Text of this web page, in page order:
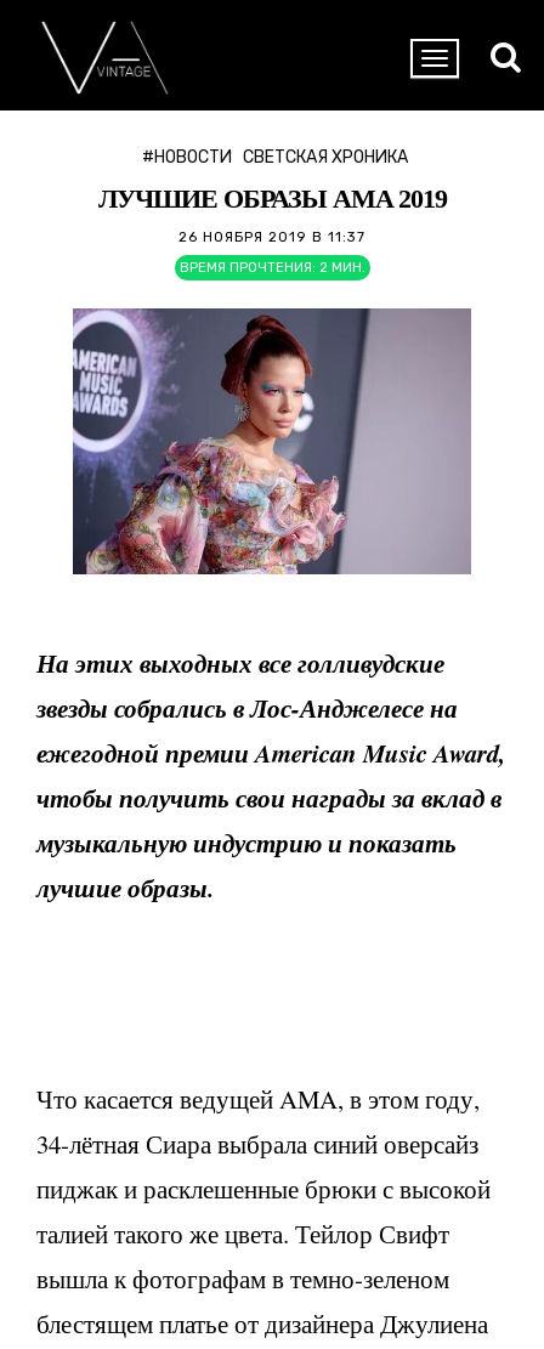
#НОВОСТИ СВЕТСКАЯ ХРОНИКА
ЛУЧШИЕ ОБРАЗЫ AMA 2019
26 НОЯБРЯ 2019 В 11:37
ВРЕМЯ ПРОЧТЕНИЯ: 2 МИН.
На этих выходных все голливудские
звезды собрались в Лос-Анджелесе на
ежегодной премии American Music Award,
чтобы получить свои награды за вклад в
музыкальную индустрию и показать
лучшие образы.
Что касается ведущей AMA, в этом году,
34-лётная Сиара выбрала синий оверсайз
пиджак и расклешенные брюки с высокой
талией такого же цвета. Тейлор Свифт
вышла к фотографам в темно-зеленом
блестящем платье от дизайнера Джулиена